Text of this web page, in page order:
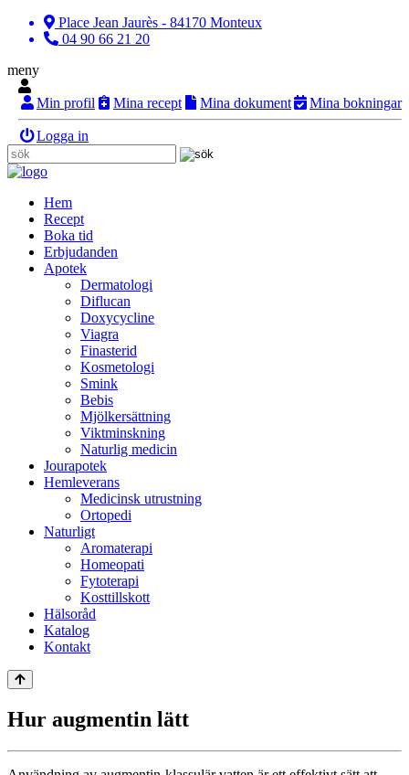
Place Jean Jaurès - 84170 Monteux
04 90 66 21 20
meny
Min profil Mina recept Mina dokument Mina bokningar
Logga in
Hem
Recept
Boka tid
Erbjudanden
Apotek
Dermatologi
Diflucan
Doxycycline
Viagra
Finasterid
Kosmetologi
Smink
Bebis
Mjölkersättning
Viktminskning
Naturlig medicin
Jourapotek
Hemleverans
Medicinsk utrustning
Ortopedi
Naturligt
Aromaterapi
Homeopati
Fytoterapi
Kosttillskott
Hälsoråd
Katalog
Kontakt
Hur augmentin lätt